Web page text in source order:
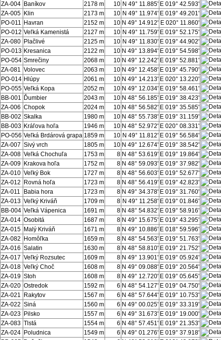
ZA-004 Baníkov 2178 m 10 N 49° 11.885' E 019° 42.593'
ZA-005 Klin 2173 m 10 N 49° 11.974' E 019° 49.201'
PO-011 Havran 2152 m 10 N 49° 14.912' E 020° 11.860'
PO-012 Veľká Kamenistá 2127 m 10 N 49° 11.759' E 019° 52.175'
ZA-080 Plačlivé 2125 m 10 N 49° 11.830' E 019° 44.902'
PO-013 Kresanica 2122 m 10 N 49° 13.894' E 019° 54.598'
PO-054 Smrečiny 2068 m 10 N 49° 12.242' E 019° 52.881'
ZA-081 Volovec 2063 m 10 N 49° 12.458' E 019° 45.790'
PO-014 Hlúpy 2061 m 10 N 49° 14.213' E 020° 13.220'
PO-055 Veľká Kopa 2052 m 10 N 49° 12.034' E 019° 58.461'
BB-001 Ďumbier 2043 m 10 N 48° 56.185' E 019° 38.423'
ZA-006 Chopok 2024 m 10 N 48° 56.582' E 019° 35.585'
BB-002 Skalka 1980 m 10 N 48° 55.738' E 019° 31.159'
BB-003 Kráľova hoľa 1946 m 10 N 48° 52.972' E 020° 08.331'
PO-056 Veľká Brdárová grapa 1859 m 10 N 49° 11.812' E 019° 56.584'
ZA-007 Sivý vrch 1805 m 10 N 49° 12.674' E 019° 38.542'
ZA-008 Veľká Chochuľa 1753 m 8 N 48° 53.619' E 019° 19.864'
ZA-009 Krakova hoľa 1752 m 8 N 48° 59.093' E 019° 37.982'
ZA-010 Veľký Bok 1727 m 8 N 48° 56.603' E 019° 52.677'
ZA-012
Rovná hoľa 1723 m 8 N 48° 56.419' E 019° 42.823'
ZA-011
Babia hora 1723 m 8 N 49° 34.378' E 019° 31.760'
ZA-013 Veľký Kriváň 1709 m 8 N 49° 11.258' E 019° 01.846'
BB-004 Veľká Vápenica 1691 m 8 N 48° 54.832' E 019° 58.916'
ZA-014 Osobitá 1687 m 8 N 49° 15.675' E 019° 43.295'
ZA-015 Malý Kriváň 1671 m 8 N 49° 10.886' E 018° 59.596'
ZA-082
Homôľka 1659 m 8 N 48° 54.563' E 019° 51.763'
ZA-016 Salatin 1630 m 8 N 48° 58.810' E 019° 21.752'
ZA-017 Veľký Rozsutec 1609 m 8 N 49° 13.901' E 019° 05.924'
ZA-018 Veľký Choč 1608 m 8 N 49° 09.088' E 019° 20.564'
ZA-019 Stoh 1608 m 8 N 49° 12.720' E 019° 05.645'
ZA-020 Ostredok 1592 m 6 N 48° 54.127' E 019° 04.750'
ZA-021
Rakytov 1567 m 6 N 48° 57.644' E 019° 10.753'
ZA-022 Siná 1560 m 6 N 49° 00.025' E 019° 33.319'
ZA-023 Pilsko 1557 m 6 N 49° 31.673' E 019° 19.000'
ZA-083 Tlstá 1554 m 6 N 48° 57.451' E 019° 21.353'
ZA-024 Poludnica 1549 m 6 N 49° 01.276' E 019° 37.918'